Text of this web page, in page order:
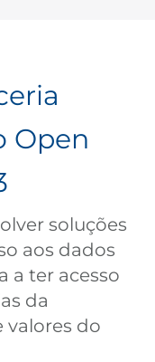
Open
soluções
aos dados
a ter acesso
da
valores do